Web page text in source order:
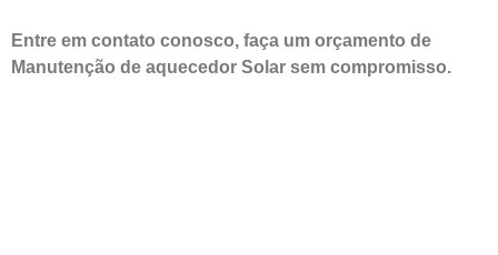
Entre em contato conosco, faça um orçamento de
Manutenção de aquecedor Solar sem compromisso.